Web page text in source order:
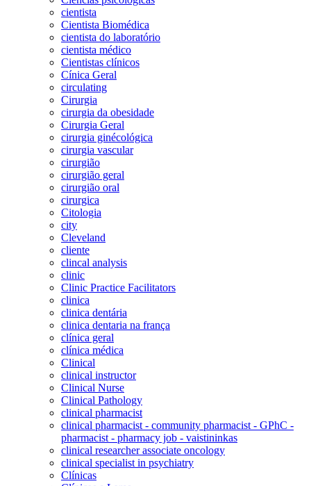
cientista
Cientista Biomédica
cientista do laboratório
cientista médico
Cientistas clínicos
Cínica Geral
circulating
Cirurgia
cirurgia da obesidade
Cirurgia Geral
cirurgia ginécológica
cirurgia vascular
cirurgião
cirurgião geral
cirurgião oral
cirurgica
Citologia
city
Cleveland
cliente
clincal analysis
clinic
Clinic Practice Facilitators
clinica
clinica dentária
clinica dentaria na frança
clínica geral
clínica médica
Clinical
clinical instructor
Clinical Nurse
Clinical Pathology
clinical pharmacist
clinical pharmacist - community pharmacist - GPhC -
pharmacist - pharmacy job - vaistininkas
clinical researcher associate oncology
clinical specialist in psychiatry
Clínicas